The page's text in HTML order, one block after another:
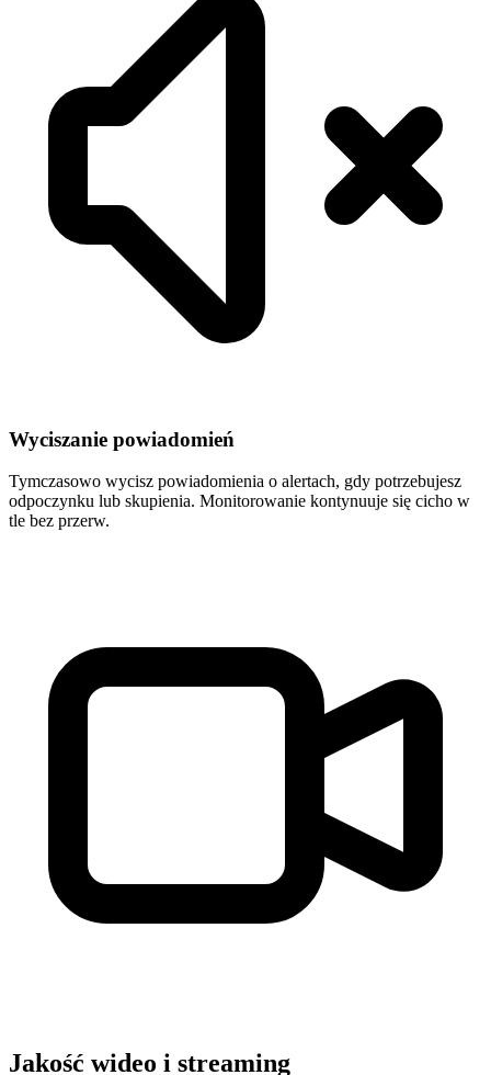
Wyciszanie powiadomień
Tymczasowo wycisz powiadomienia o alertach, gdy potrzebujesz
odpoczynku lub skupienia. Monitorowanie kontynuuje się cicho w
tle bez przerw.
Jakość wideo i streaming